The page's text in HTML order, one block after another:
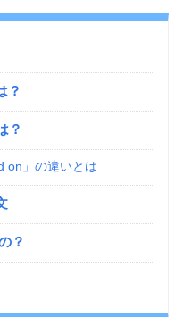
？
？
on」の違いとは
？